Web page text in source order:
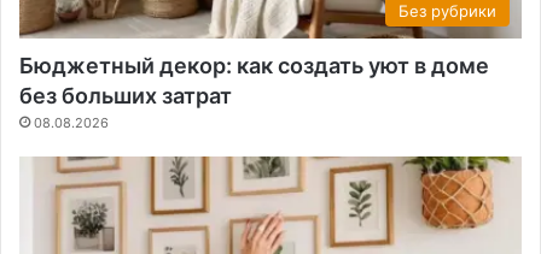
Без рубрики
Бюджетный декор: как создать уют в доме
без больших затрат
08.08.2026